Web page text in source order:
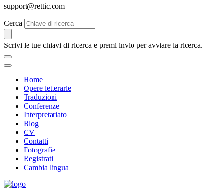
support@rettic.com
Cerca
Scrivi le tue chiavi di ricerca e premi invio per avviare la ricerca.
Home
Opere letterarie
Traduzioni
Conferenze
Interpretariato
Blog
CV
Contatti
Fotografie
Registrati
Cambia lingua